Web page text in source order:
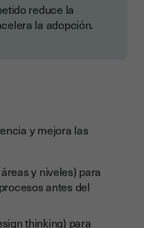
reduce la
la adopción.
y mejora las
y niveles) para
antes del
thinking) para